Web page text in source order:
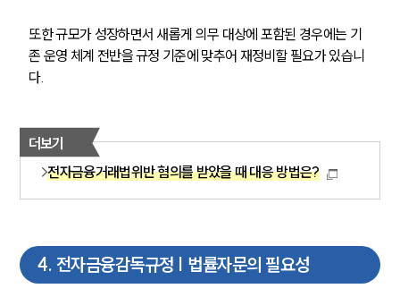
법률서식
뉴스레터/브로슈어
대륜법률상담예약
또한 규모가 성장하면서 새롭게 의무 대상에 포함된 경우에는 기
존 운영 체계 전반을 규정 기준에 맞추어 재정비할 필요가 있습니
다.
더보기
전자금융거래법위반 혐의를 받았을 때 대응 방법은?
4. 전자금융감독규정 | 법률자문의 필요성